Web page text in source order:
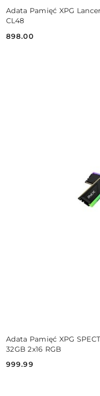
Adata Pamięć XPG
CL48
Cena:
898.00
Adata Pamięć XPG
32GB 2x16 RGB
Cena:
999.99